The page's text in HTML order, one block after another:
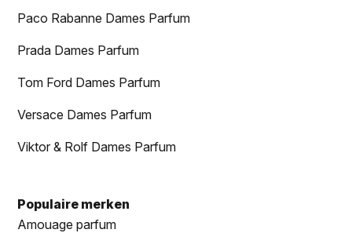
Paco Rabanne Dames Parfum
Prada Dames Parfum
Tom Ford Dames Parfum
Versace Dames Parfum
Viktor & Rolf Dames Parfum
Populaire merken
Amouage parfum